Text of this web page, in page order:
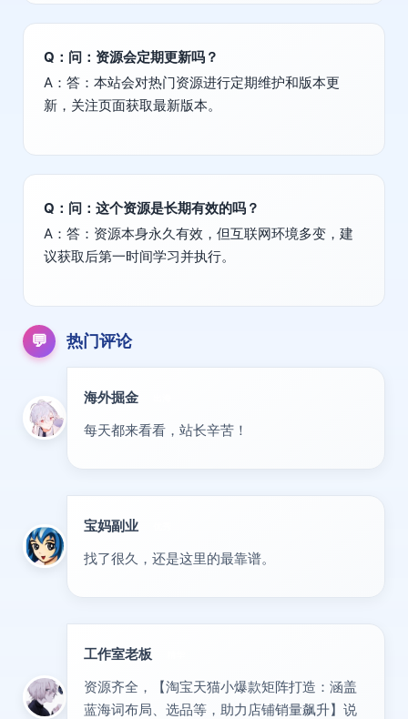
Q：问：资源会定期更新吗？
A：答：本站会对热门资源进行定期维护和版本更
新，关注页面获取最新版本。
Q：问：这个资源是长期有效的吗？
A：答：资源本身永久有效，但互联网环境多变，建
议获取后第一时间学习并执行。
💬 热门评论
海外掘金
每天都来看看，站长辛苦！
宝妈副业
找了很久，还是这里的最靠谱。
工作室老板
资源齐全，【淘宝天猫小爆款矩阵打造：涵盖
蓝海词布局、选品等，助力店铺销量飙升】说